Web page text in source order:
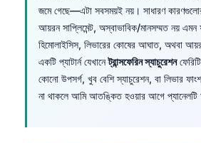
জমে গেছে—এটা সবসময়ই নয়। সাধারণ
আয়রন সাপ্লিমেন্ট, অস্বাভাবিক/মানসম্মত নয় এমন
হিমোলাইসিস, লিভারের কোষের আঘাত, অথবা
একটি প্যাটার্ন যেখানেট্রান্সফেরিন স্যাচুরেশন
কোনো উপসর্গ, খুব বেশি স্যাচুরেশন, বা লিভার
না থাকলে আমি আতঙ্কিত হওয়ার আগে